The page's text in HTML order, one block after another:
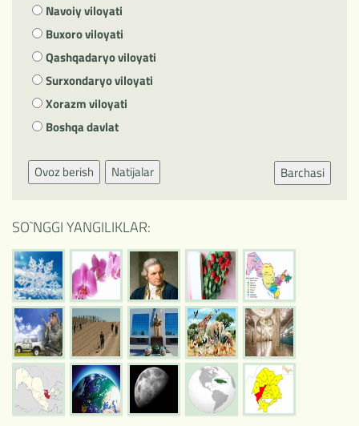
Navoiy viloyati
Buxoro viloyati
Qashqadaryo viloyati
Surxondaryo viloyati
Xorazm viloyati
Boshqa davlat
Ovoz berish Natijalar Barchasi
SO`NGGI YANGILIKLAR: